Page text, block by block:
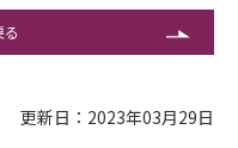
更新日：2023年03月29日